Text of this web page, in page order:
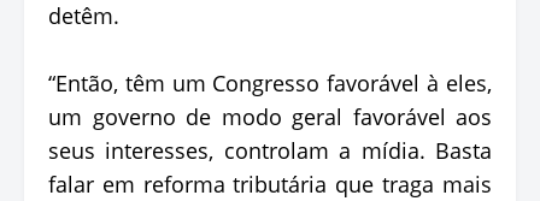
detêm.
“Então, têm um Congresso favorável à eles,
um governo de modo geral favorável aos
seus interesses, controlam a mídia. Basta
falar em reforma tributária que traga mais